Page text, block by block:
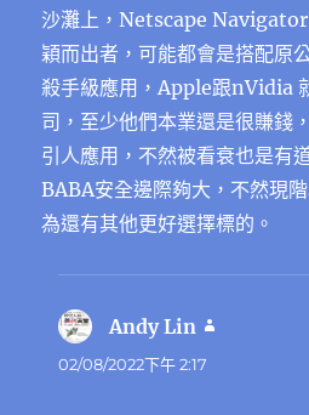
沙灘上，Netscape Navigator
穎而出者，可能都會是搭配原
殺手級應用，Apple跟nVidia
司，至少他們本業還是很賺錢
引人應用，不然被看衰也是有
BABA安全邊際夠大，不然現
為還有其他更好選擇標的。
Andy Lin
02/08/2022下午 2:17